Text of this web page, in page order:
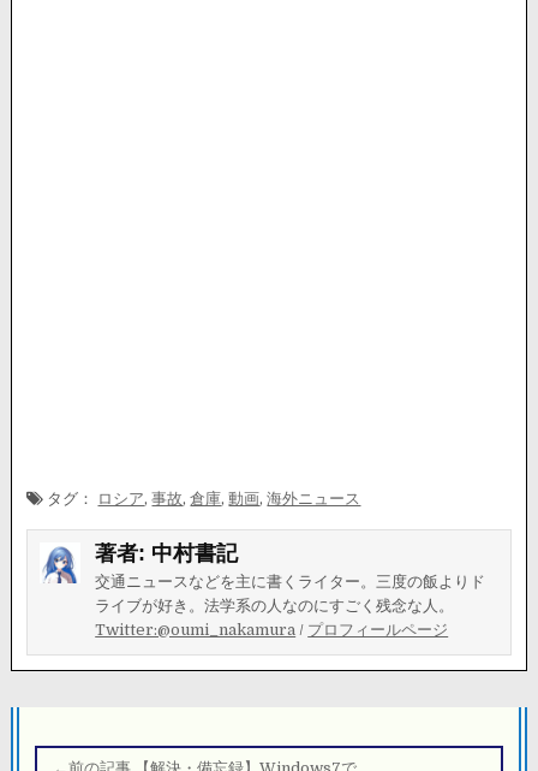
タグ： ロシア,事故,倉庫,動画,海外ニュース
著者: 中村書記
交通ニュースなどを主に書くライター。三度の飯よりド
ライブが好き。法学系の人なのにすごく残念な人。
Twitter:@oumi_nakamura / プロフィールページ